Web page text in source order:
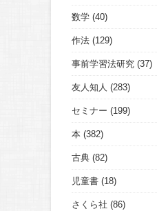
数学 (40)
作法 (129)
事前学習法研究 (37)
友人知人 (283)
セミナー (199)
本 (382)
古典 (82)
児童書 (18)
さくら社 (86)